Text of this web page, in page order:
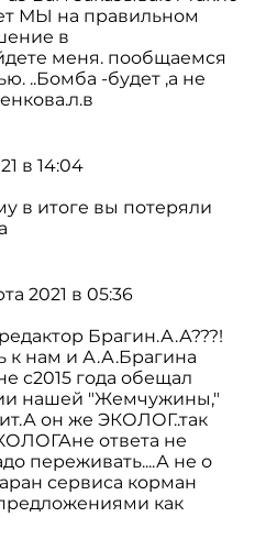
МЫ на правильном
в
меня. пообщаемся
..Бомба -будет ,а не
в 14:04
в итоге вы потеряли
2021 в 05:36
Брагин.А.А???!
к нам и А.А.Брагина
с2015 года обещал
нашей "Жемчужины,"
он же ЭКОЛОГ..так
ответа не
переживать....А не о
сервиса корман
как